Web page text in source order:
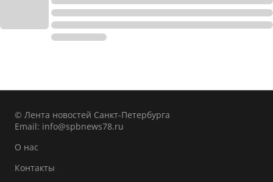
© Лента новостей Санкт-Петербурга
Email: info@spbnews78.ru
О нас
Контакты